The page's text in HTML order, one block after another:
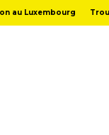
au Luxembourg